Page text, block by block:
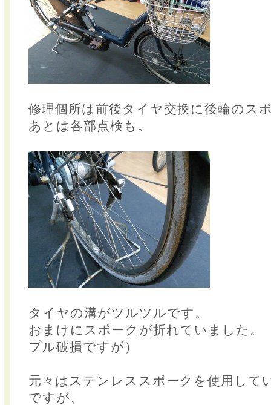
修理個所は前後タイヤ交換に後輪のス
あとは各部点検も。
タイヤの溝がツルツルです。
おまけにスポークが折れていました。
プル破損ですが）
元々はステンレススポークを使用して
ですが、